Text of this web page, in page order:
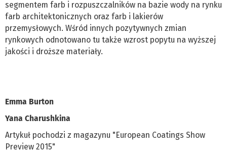
segmentem farb i rozpuszczalników na bazie wody na rynku
farb architektonicznych oraz farb i lakierów
przemysłowych. Wśród innych pozytywnych zmian
rynkowych odnotowano tu także wzrost popytu na wyższej
jakości i droższe materiały.
Emma Burton
Yana Charushkina
Artykuł pochodzi z magazynu "European Coatings Show
Preview 2015"